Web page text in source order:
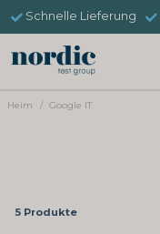
Schnelle Lieferung
Heim Google IT
5 Produkte